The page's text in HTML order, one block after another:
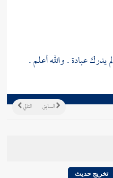
لم يدركعبادة. والله أعلم .
التالي السابق
تخريج حديث